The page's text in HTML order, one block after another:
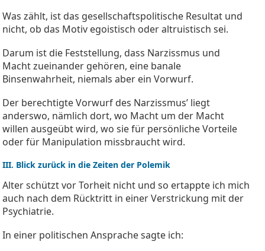
Was zählt, ist das gesellschaftspolitische Resultat und
nicht, ob das Motiv egoistisch oder altruistisch sei.
Darum ist die Feststellung, dass Narzissmus und
Macht zueinander gehören, eine banale
Binsenwahrheit, niemals aber ein Vorwurf.
Der berechtigte Vorwurf des Narzissmus’ liegt
anderswo, nämlich dort, wo Macht um der Macht
willen ausgeübt wird, wo sie für persönliche Vorteile
oder für Manipulation missbraucht wird.
III. Blick zurück in die Zeiten der Polemik
Alter schützt vor Torheit nicht und so ertappte ich mich
auch nach dem Rücktritt in einer Verstrickung mit der
Psychiatrie.
In einer politischen Ansprache sagte ich: